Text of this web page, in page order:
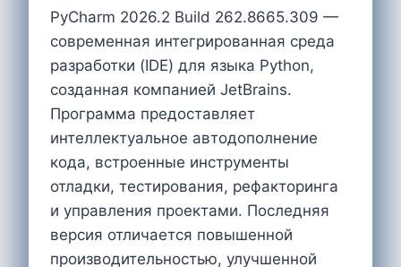
PyCharm 2026.2 Build 262.8665.309 —
современная интегрированная среда
разработки (IDE) для языка Python,
созданная компанией JetBrains.
Программа предоставляет
интеллектуальное автодополнение
кода, встроенные инструменты
отладки, тестирования, рефакторинга
и управления проектами. Последняя
версия отличается повышенной
производительностью, улучшенной